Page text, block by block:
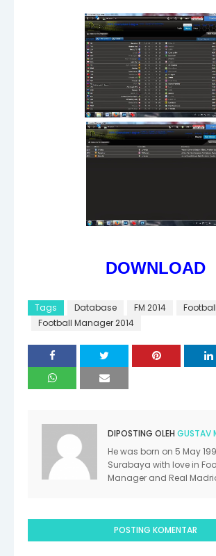
DOWNLOAD
Tags Database FM 2014
Football Manager 2014
DIPOSTING OLEH GUSTAV
He was born on 5 May
Surabaya with love in
Manager and Real
POSTING KOMENTAR